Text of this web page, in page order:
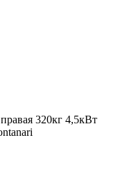
320кг 4,5кВт